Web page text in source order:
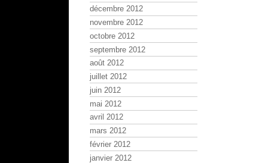
décembre 2012
novembre 2012
octobre 2012
septembre 2012
août 2012
juillet 2012
juin 2012
mai 2012
avril 2012
mars 2012
février 2012
janvier 2012